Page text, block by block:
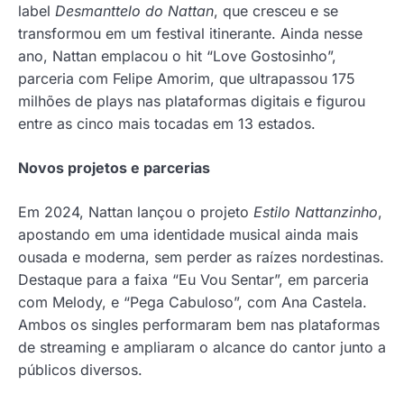
label Desmanttelo do Nattan, que cresceu e se
transformou em um festival itinerante. Ainda nesse
ano, Nattan emplacou o hit “Love Gostosinho”,
parceria com Felipe Amorim, que ultrapassou 175
milhões de plays nas plataformas digitais e figurou
entre as cinco mais tocadas em 13 estados.
Novos projetos e parcerias
Em 2024, Nattan lançou o projeto Estilo Nattanzinho,
apostando em uma identidade musical ainda mais
ousada e moderna, sem perder as raízes nordestinas.
Destaque para a faixa “Eu Vou Sentar”, em parceria
com Melody, e “Pega Cabuloso”, com Ana Castela.
Ambos os singles performaram bem nas plataformas
de streaming e ampliaram o alcance do cantor junto a
públicos diversos.